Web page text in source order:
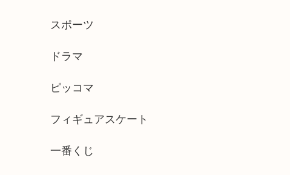
スポーツ
ドラマ
ピッコマ
フィギュアスケート
一番くじ